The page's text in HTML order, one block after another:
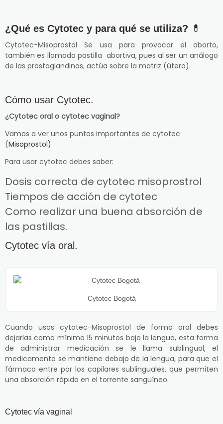
¿Qué es Cytotec y para qué se utiliza? 💊
Cytotec-Misoprostol Se usa para provocar el aborto,
también es llamada pastilla abortiva, pues al ser un análogo
de las prostaglandinas, actúa sobre la matriz (útero).
Cómo usar Cytotec.
¿Cytotec oral o cytotec vaginal?
Vamos a ver unos puntos importantes de cytotec
(Misoprostol)
Para usar cytotec debes saber:
Dosis correcta de cytotec misoprostrol
Tiempos de acción de cytotec
Como realizar una buena absorción de
las pastillas.
Cytotec vía oral.
Cytotec Bogotá
Cuando usas cytotec-Misoprostol de forma oral debes
dejarlas como mínimo 15 minutos bajo la lengua, esta forma
de administrar medicación se le llama sublingual, el
medicamento se mantiene debajo de la lengua, para que el
fármaco entre por los capilares sublinguales, que permiten
una absorción rápida en el torrente sanguíneo.
Cytotec vía vaginal